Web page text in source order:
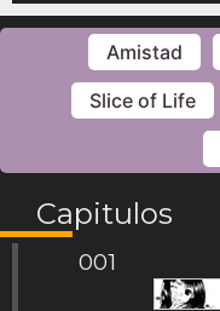
Amistad
Slice of Life
Capitulos
001